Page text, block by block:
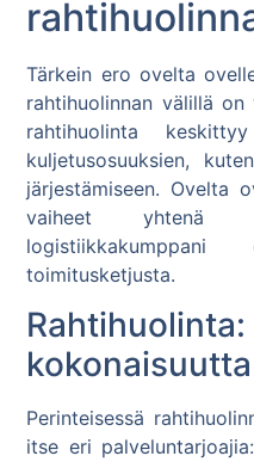
Tärkein ero ovelta
rahtihuolinnan välillä on
rahtihuolinta
kuljetusosuuksien,
järjestämiseen. Ovelta
vaiheet yhtenä
toimitusketjusta.
kokonaisuutta
Perinteisessä
itse eri